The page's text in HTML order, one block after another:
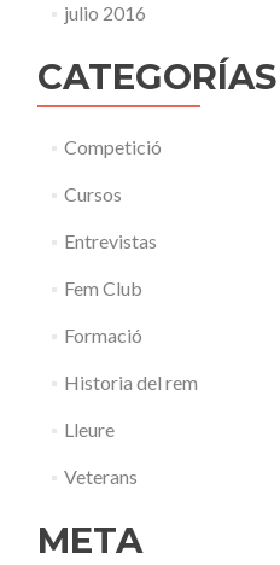
julio 2016
CATEGORÍAS
Competició
Cursos
Entrevistas
Fem Club
Formació
Historia del rem
Lleure
Veterans
META